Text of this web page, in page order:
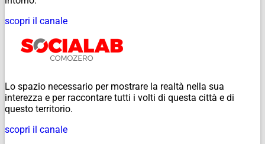
scopri il canale
Lo spazio necessario per mostrare la realtà nella sua
interezza e per raccontare tutti i volti di questa città e di
questo territorio.
scopri il canale